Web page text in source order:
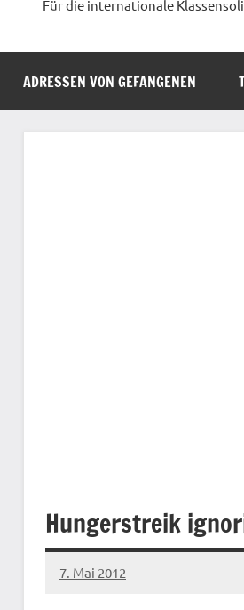
Für die internationale
ADRESSEN VON GEFANGENEN
Hungerstreik
7. Mai 2012
admin